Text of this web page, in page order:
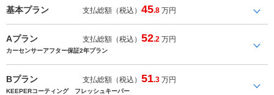
基本プラン 支払総額（税込）45.8 万円
Aプラン 支払総額（税込）52.2 万円
カーセンサーアフター保証2年プラン
Bプラン 支払総額（税込）51.3 万円
KEEPERコーティング フレッシュキーパー